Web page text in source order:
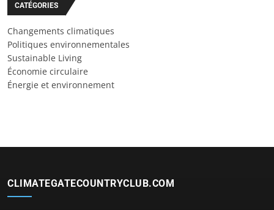
CATÉGORIES
Changements climatiques
Politiques environnementales
Sustainable Living
Économie circulaire
Énergie et environnement
CLIMATEGATECOUNTRYCLUB.COM